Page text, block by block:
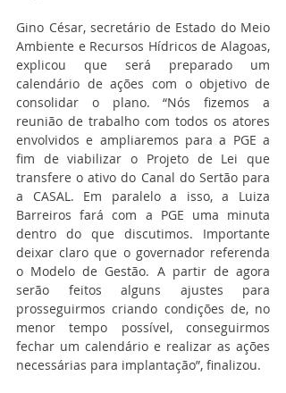
Gino César, secretário de Estado do Meio
Ambiente e Recursos Hídricos de Alagoas,
explicou que será preparado um
calendário de ações com o objetivo de
consolidar o plano. “Nós fizemos a
reunião de trabalho com todos os atores
envolvidos e ampliaremos para a PGE a
fim de viabilizar o Projeto de Lei que
transfere o ativo do Canal do Sertão para
a CASAL. Em paralelo a isso, a Luiza
Barreiros fará com a PGE uma minuta
dentro do que discutimos. Importante
deixar claro que o governador referenda
o Modelo de Gestão. A partir de agora
serão feitos alguns ajustes para
prosseguirmos criando condições de, no
menor tempo possível, conseguirmos
fechar um calendário e realizar as ações
necessárias para implantação”, finalizou.